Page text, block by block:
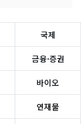
국제
금융·증권
바이오
연재물